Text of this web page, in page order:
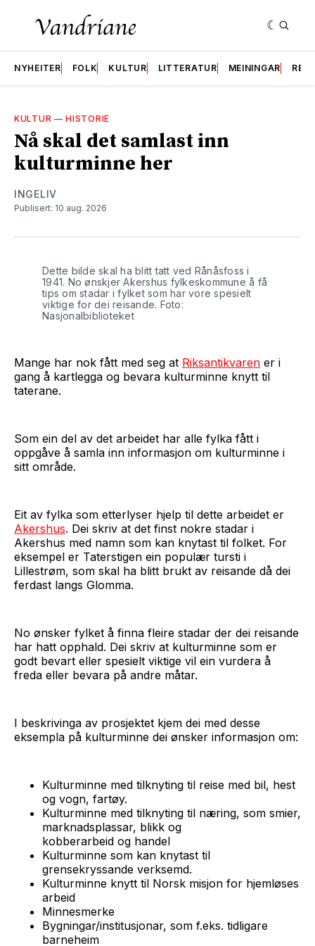
NYHEITER FOLK KULTUR LITTERATUR MEININGAR
KULTUR —HISTORIE
Nå skal det samlast inn
kulturminne her
INGELIV
Publisert: 10 aug. 2026
Dette bilde skal ha blitt tatt ved Rånåsfoss i
1941. No ønskjer Akershus fylkeskommune å få
tips om stadar i fylket som har vore spesielt
viktige for dei reisande. Foto:
Nasjonalbiblioteket
Mange har nok fått med seg at Riksantikvaren er i
gang å kartlegga og bevara kulturminne knytt til
taterane.
Som ein del av det arbeidet har alle fylka fått i
oppgåve å samla inn informasjon om kulturminne i
sitt område.
Eit av fylka som etterlyser hjelp til dette arbeidet er
Akershus. Dei skriv at det finst nokre stadar i
Akershus med namn som kan knytast til folket. For
eksempel er Taterstigen ein populær tursti i
Lillestrøm, som skal ha blitt brukt av reisande då dei
ferdast langs Glomma.
No ønsker fylket å finna fleire stadar der dei reisande
har hatt opphald. Dei skriv at kulturminne som er
godt bevart eller spesielt viktige vil ein vurdera å
freda eller bevara på andre måtar.
I beskrivinga av prosjektet kjem dei med desse
eksempla på kulturminne dei ønsker informasjon om:
Kulturminne med tilknyting til reise med bil, hest
og vogn, fartøy.
Kulturminne med tilknyting til næring, som smier,
marknadsplassar, blikk og
kobberarbeid og handel
Kulturminne som kan knytast til
grensekryssande verksemd.
Kulturminne knytt til Norsk misjon for hjemløses
arbeid
Minnesmerke
Bygningar/institusjonar, som f.eks. tidligare
barneheim